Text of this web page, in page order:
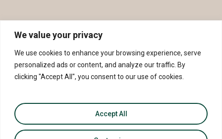
We value your privacy
We use cookies to enhance your browsing experience, serve
personalized ads or content, and analyze our traffic. By
clicking "Accept All", you consent to our use of cookies.
Accept All
© 2026 PDO Slopes of Meliton - PGI Sithonia.